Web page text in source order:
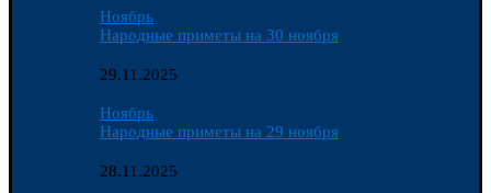
Ноябрь
Народные приметы на 30 ноября
29.11.2025
Ноябрь
Народные приметы на 29 ноября
28.11.2025